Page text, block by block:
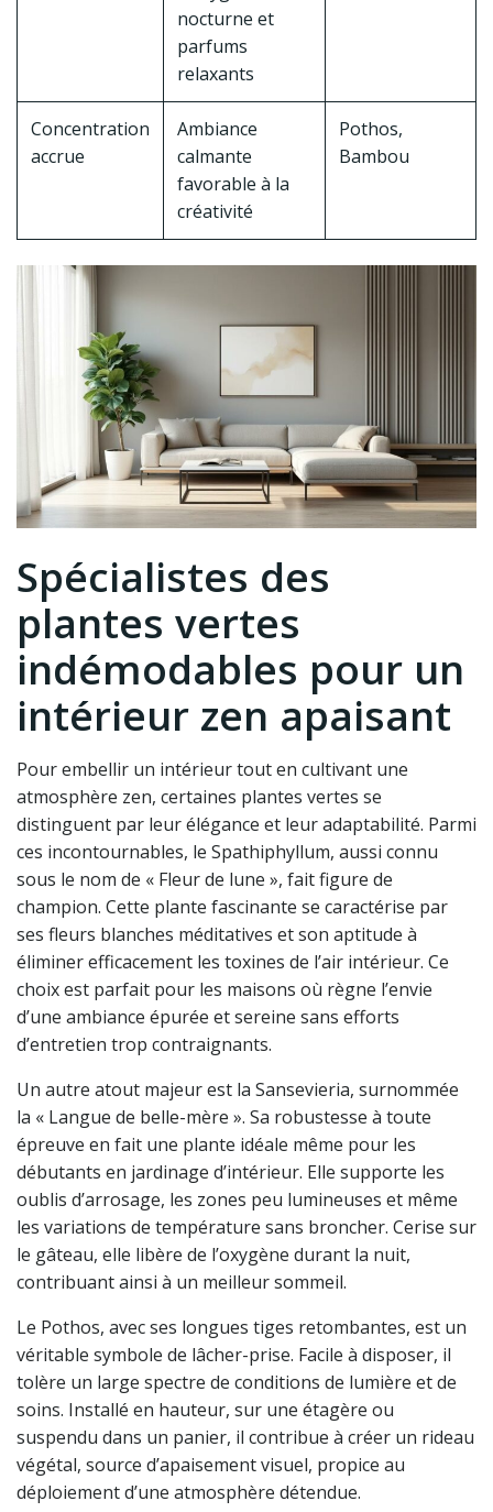
nocturne et
parfums
relaxants
Concentration
accrue
Ambiance
calmante
favorable à la
créativité
Pothos,
Bambou
Spécialistes des
plantes vertes
indémodables pour un
intérieur zen apaisant
Pour embellir un intérieur tout en cultivant une
atmosphère zen, certaines plantes vertes se
distinguent par leur élégance et leur adaptabilité. Parmi
ces incontournables, le Spathiphyllum, aussi connu
sous le nom de « Fleur de lune », fait figure de
champion. Cette plante fascinante se caractérise par
ses fleurs blanches méditatives et son aptitude à
éliminer efficacement les toxines de l’air intérieur. Ce
choix est parfait pour les maisons où règne l’envie
d’une ambiance épurée et sereine sans efforts
d’entretien trop contraignants.
Un autre atout majeur est la Sansevieria, surnommée
la « Langue de belle-mère ». Sa robustesse à toute
épreuve en fait une plante idéale même pour les
débutants en jardinage d’intérieur. Elle supporte les
oublis d’arrosage, les zones peu lumineuses et même
les variations de température sans broncher. Cerise sur
le gâteau, elle libère de l’oxygène durant la nuit,
contribuant ainsi à un meilleur sommeil.
Le Pothos, avec ses longues tiges retombantes, est un
véritable symbole de lâcher-prise. Facile à disposer, il
tolère un large spectre de conditions de lumière et de
soins. Installé en hauteur, sur une étagère ou
suspendu dans un panier, il contribue à créer un rideau
végétal, source d’apaisement visuel, propice au
déploiement d’une atmosphère détendue.